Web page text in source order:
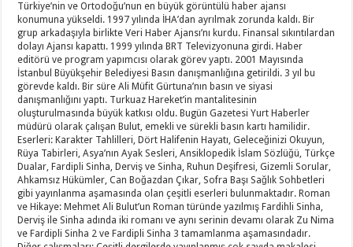
Türkiye’nin ve Ortodoğu’nun en büyük görüntülü haber ajansı
konumuna yükseldi. 1997 yılında İHA’dan ayrılmak zorunda kaldı. Bir
grup arkadaşıyla birlikte Veri Haber Ajansı’nı kurdu. Finansal sıkıntılardan
dolayı Ajansı kapattı. 1999 yılında BRT Televizyonuna girdi. Haber
editörü ve program yapımcısı olarak görev yaptı. 2001 Mayısında
İstanbul Büyükşehir Belediyesi Basın danışmanlığına getirildi. 3 yıl bu
görevde kaldı. Bir süre Ali Müfit Gürtuna’nın basın ve siyasi
danışmanlığını yaptı. Turkuaz Hareket’in mantalitesinin
oluşturulmasında büyük katkısı oldu. Bugün Gazetesi Yurt Haberler
müdürü olarak çalışan Bulut, emekli ve sürekli basın kartı hamilidir.
Eserleri: Karakter Tahlilleri, Dört Halifenin Hayatı, Geleceğinizi Okuyun,
Rüya Tabirleri, Asya’nın Ayak Sesleri, Ansiklopedik İslam Sözlüğü, Türkçe
Dualar, Fardipli Sinha, Derviş ve Sinha, Ruhun Deşifresi, Gizemli Sorular,
Ahkamsız Hükümler, Can Boğazdan Çıkar, Sofra Başı Sağlık Sohbetleri
gibi yayınlanma aşamasında olan çeşitli eserleri bulunmaktadır. Roman
ve Hikaye: Mehmet Ali Bulut’un Roman türünde yazılmış Fardihli Sinha,
Derviş ile Sinha adında iki romanı ve aynı serinin devamı olarak Zu Nima
ve Fardipli Sinha 2 ve Fardipli Sinha 3 tamamlanma aşamasındadır.